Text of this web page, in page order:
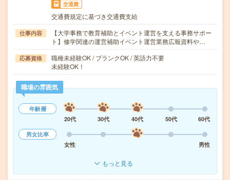
交通費
交通費規定に基づき交通費支給
仕事内容
【大学事務で教育補助とイベント運営を支える事務サポー
ト】修学関連の運営補助イベント運営業務広報資料や…
応募資格
職種未経験OK / ブランクOK / 英語力不要
未経験OK！
職場の雰囲気
年齢層
20代
30代 40代 50代
60代
男女比率
女性
男性
もっと見る